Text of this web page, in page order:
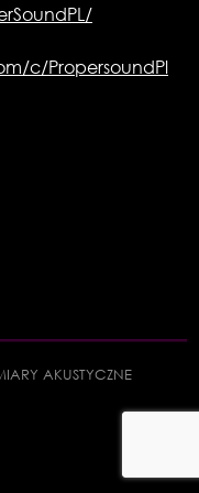
c/PropersoundPl
AKUSTYCZNE